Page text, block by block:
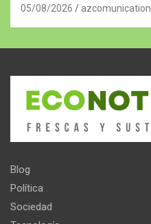
05/08/2026 azcomunication
Blog
Política
Sociedad